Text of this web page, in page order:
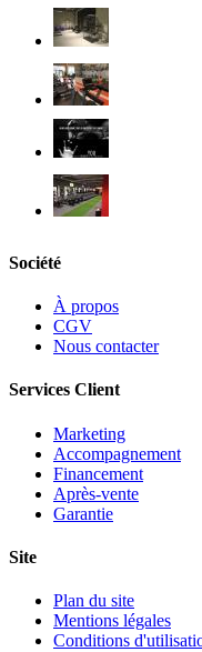
Société
À propos
CGV
Nous contacter
Services Client
Marketing
Accompagnement
Financement
Après-vente
Garantie
Site
Plan du site
Mentions légales
Conditions